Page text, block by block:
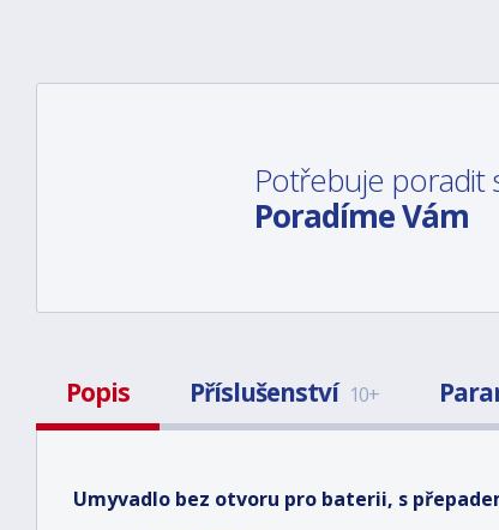
Potřebuje poradit
Poradíme Vám
Popis Příslušenství 10+
Umyvadlo bez otvoru pro baterii, s